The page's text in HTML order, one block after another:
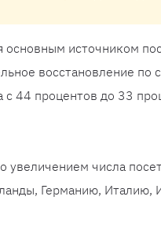
основным источником
восстановление
с 44 процентов до 33
числа
Германию,